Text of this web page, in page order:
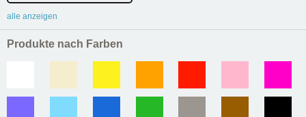
alle anzeigen
Produkte nach Farben